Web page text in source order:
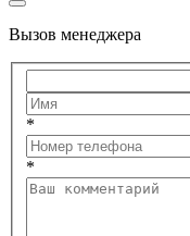
Вызов менеджера
*
*